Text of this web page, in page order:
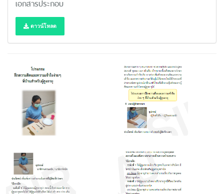
เอกสารประกอบ
ดาวน์โหลด